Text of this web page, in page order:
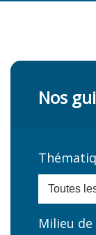
Nos
Milieu de